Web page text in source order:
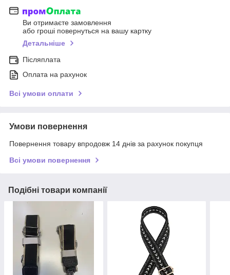
Ви отримаєте замовлення
або гроші повернуться на вашу картку
Детальніше
Післяплата
Оплата на рахунок
Всі умови оплати
Умови повернення
Повернення товару впродовж 14 днів за рахунок покупця
Всі умови повернення
Подібні товари компанії